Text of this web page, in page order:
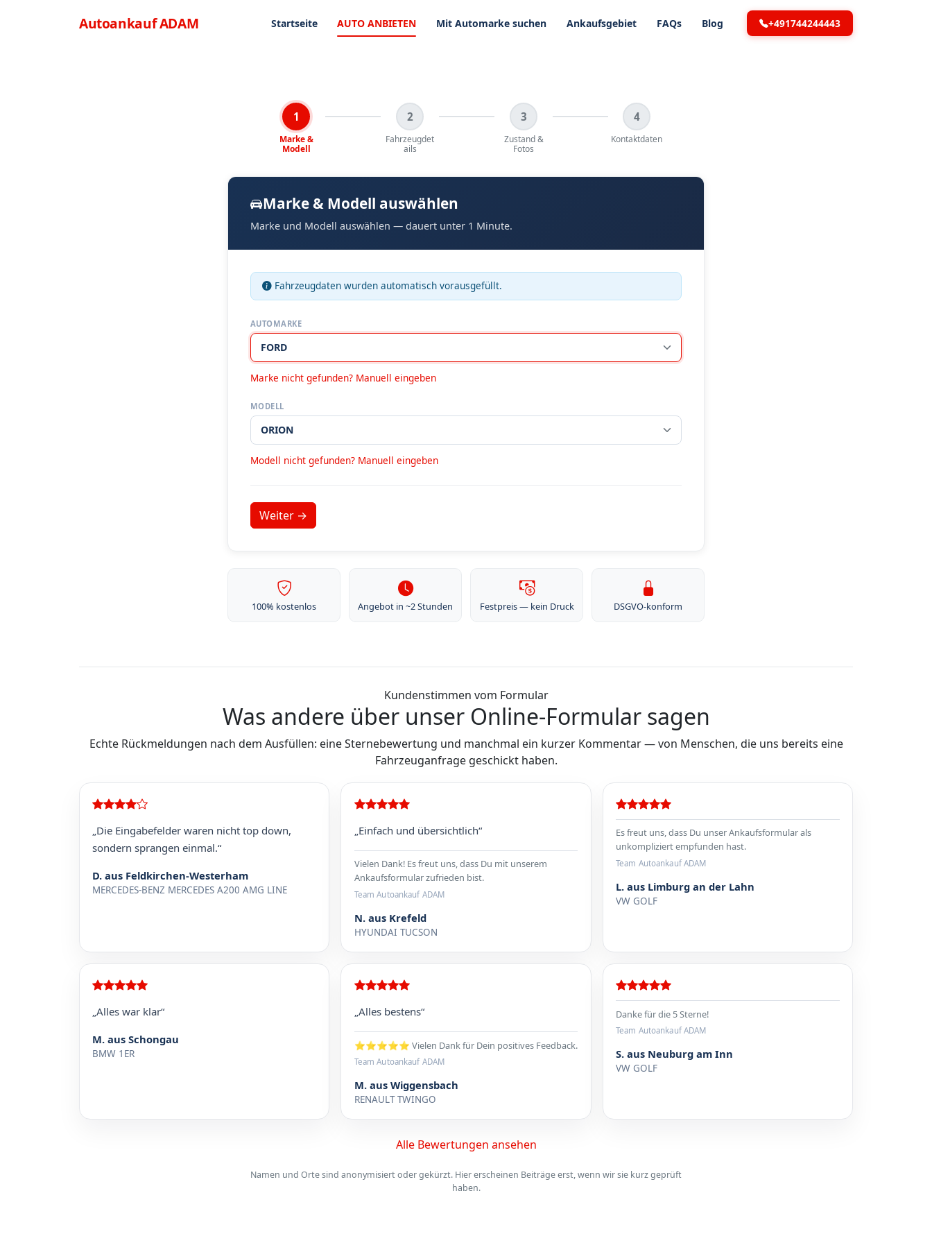
AutoankaufADAM Menü
Startseite AUTO ANBIETEN Mit Automarke suchen Ankaufsgebiet FAQs Blog +491744244443
1
Marke &
Modell
2
Fahrzeugdet
ails
3
Zustand &
Fotos
4
Kontaktdaten
Marke & Modell auswählen
Marke und Modell auswählen — dauert unter 1 Minute.
Fahrzeugdaten wurden automatisch vorausgefüllt.
AUTOMARKE
Marke nicht gefunden? Manuell eingeben
MODELL
Modell nicht gefunden? Manuell eingeben
100% kostenlos Angebot in ~2 Stunden Festpreis — kein Druck DSGVO-konform
Kundenstimmen vom Formular
Was andere über unser Online-Formular sagen
Echte Rückmeldungen nach dem Ausfüllen: eine Sternebewertung und manchmal ein kurzer Kommentar — von Menschen, die uns bereits eine
Fahrzeuganfrage geschickt haben.
„Die Eingabefelder waren nicht top down,
sondern sprangen einmal.“
D. aus Feldkirchen-Westerham
MERCEDES-BENZ MERCEDES A200 AMG LINE
„Einfach und übersichtlich“
Vielen Dank! Es freut uns, dass Du mit unserem
Ankaufsformular zufrieden bist.
Team Autoankauf ADAM
N. aus Krefeld
HYUNDAI TUCSON
Es freut uns, dass Du unser Ankaufsformular als
unkompliziert empfunden hast.
Team Autoankauf ADAM
L. aus Limburg an der Lahn
VW GOLF
„Alles war klar“
M. aus Schongau
BMW 1ER
„Alles bestens“
⭐⭐⭐⭐⭐ Vielen Dank für Dein positives Feedback.
Team Autoankauf ADAM
M. aus Wiggensbach
RENAULT TWINGO
Danke für die 5 Sterne!
Team Autoankauf ADAM
S. aus Neuburg am Inn
VW GOLF
Alle Bewertungen ansehen
Namen und Orte sind anonymisiert oder gekürzt. Hier erscheinen Beiträge erst, wenn wir sie kurz geprüft
haben.